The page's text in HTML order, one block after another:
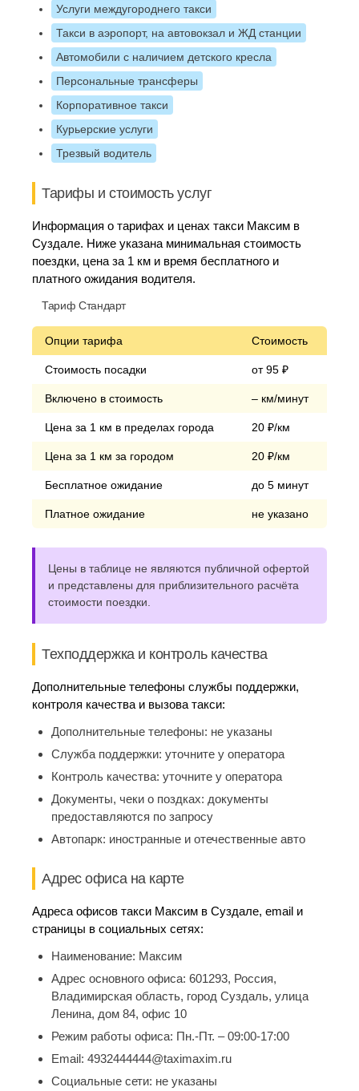
Услуги междугороднего такси
Такси в аэропорт, на автовокзал и ЖД станции
Автомобили с наличием детского кресла
Персональные трансферы
Корпоративное такси
Курьерские услуги
Трезвый водитель
Тарифы и стоимость услуг
Информация о тарифах и ценах такси Максим в
Суздале. Ниже указана минимальная стоимость
поездки, цена за 1 км и время бесплатного и
платного ожидания водителя.
Тариф Стандарт
Опции тарифа Стоимость
Стоимость посадки от 95 ₽
Включено в стоимость – км/минут
Цена за 1 км в пределах города 20 ₽/км
Цена за 1 км за городом 20 ₽/км
Бесплатное ожидание до 5 минут
Платное ожидание не указано
Цены в таблице не являются публичной офертой
и представлены для приблизительного расчёта
стоимости поездки.
Техподдержка и контроль качества
Дополнительные телефоны службы поддержки,
контроля качества и вызова такси:
Дополнительные телефоны: не указаны
Служба поддержки: уточните у оператора
Контроль качества: уточните у оператора
Документы, чеки о поздках: документы
предоставляются по запросу
Автопарк: иностранные и отечественные авто
Адрес офиса на карте
Адреса офисов такси Максим в Суздале, email и
страницы в социальных сетях:
Наименование: Максим
Адрес основного офиса: 601293, Россия,
Владимирская область, город Суздаль, улица
Ленина, дом 84, офис 10
Режим работы офиса: Пн.-Пт. – 09:00-17:00
Email: 4932444444@taximaxim.ru
Социальные сети: не указаны